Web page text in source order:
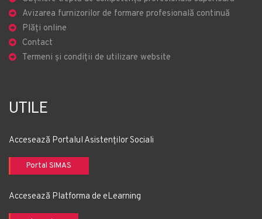
Avizarea furnizorilor de formare profesională continuă
Plăți online
Contact
Termeni și condiții de utilizare website
UTILE
Accesează Portalul Asistenților Sociali
Portal SIMAS
Accesează Platforma de eLearning